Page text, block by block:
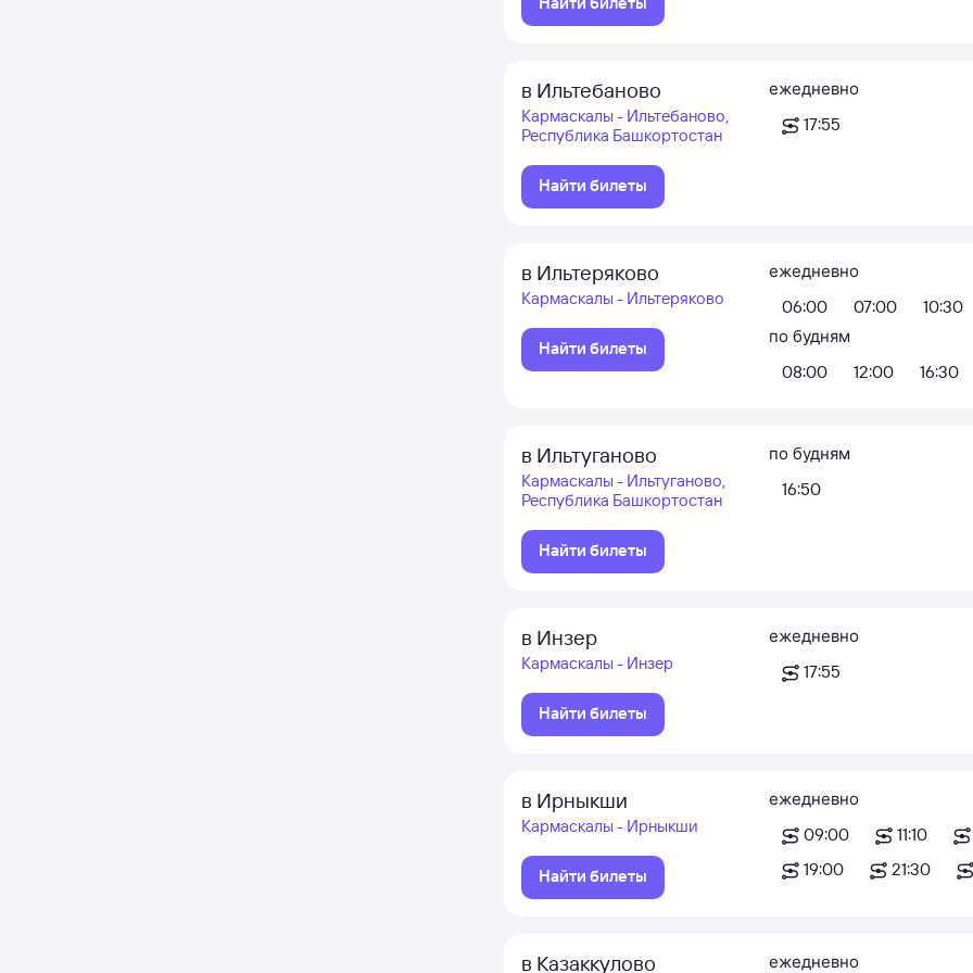
в Ильтебаново
Кармаскалы - Ильтебаново,
Республика Башкортостан
Найти билеты
ежедневно
17:55
в Ильтеряково
Кармаскалы - Ильтеряково
Найти билеты
ежедневно
06:00
07:00 10:30
по будням
08:00
12:00 16:30
в Ильтуганово
Кармаскалы - Ильтуганово,
Республика Башкортостан
Найти билеты
по будням
16:50
в Инзер
Кармаскалы - Инзер
Найти билеты
ежедневно
17:55
в Ирныкши
Кармаскалы - Ирныкши
Найти билеты
ежедневно
09:00
11:10
19:00
21:30
в Казаккулово ежедневно